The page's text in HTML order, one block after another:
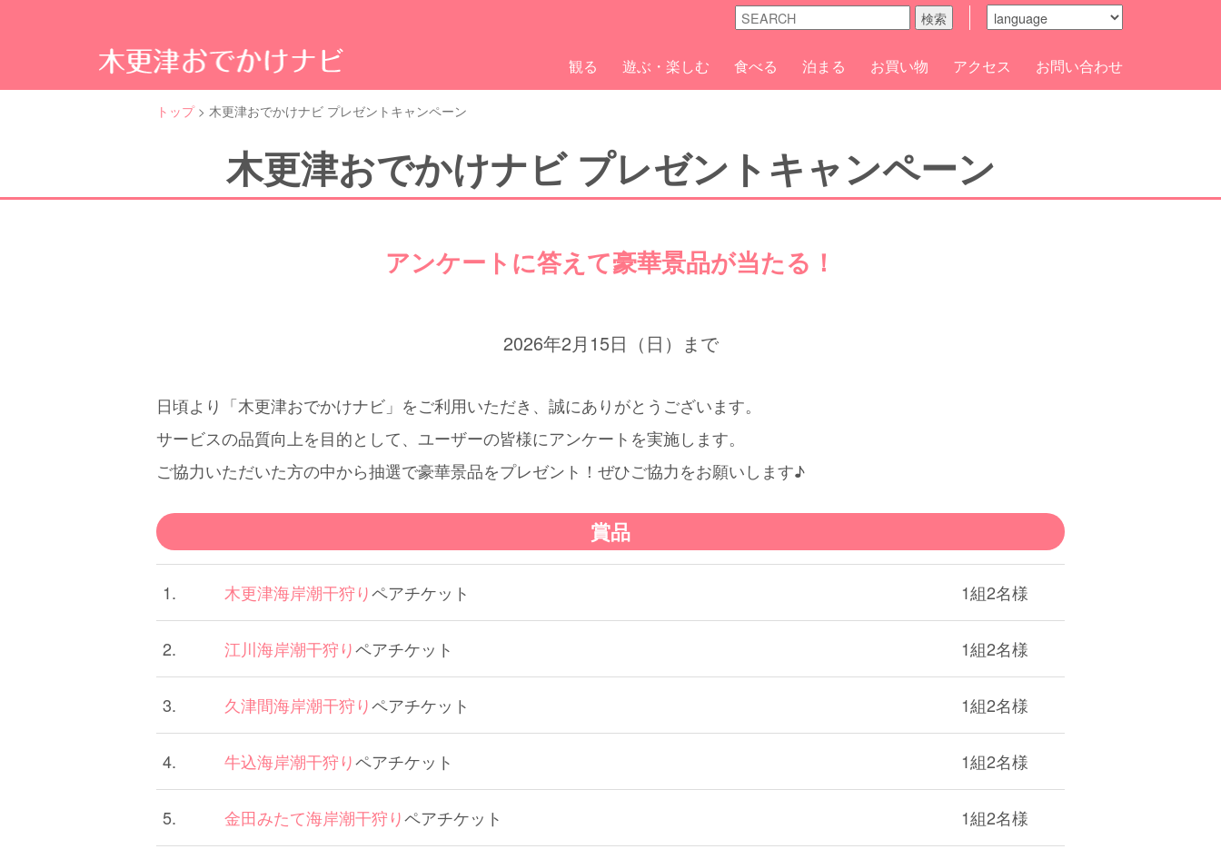
検索
観る 遊ぶ・楽しむ 食べる 泊まる お買い物 アクセス お問い合わせ
トップ> 木更津おでかけナビ プレゼントキャンペーン
木更津おでかけナビ プレゼントキャンペーン
アンケートに答えて豪華景品が当たる！
2026年2月15日（日）まで
日頃より「木更津おでかけナビ」をご利用いただき、誠にありがとうございます。
サービスの品質向上を目的として、ユーザーの皆様にアンケートを実施します。
ご協力いただいた方の中から抽選で豪華景品をプレゼント！ぜひご協力をお願いします♪
賞品
1. 木更津海岸潮干狩りペアチケット 1組2名様
2. 江川海岸潮干狩りペアチケット 1組2名様
3. 久津間海岸潮干狩りペアチケット 1組2名様
4. 牛込海岸潮干狩りペアチケット 1組2名様
5. 金田みたて海岸潮干狩りペアチケット 1組2名様